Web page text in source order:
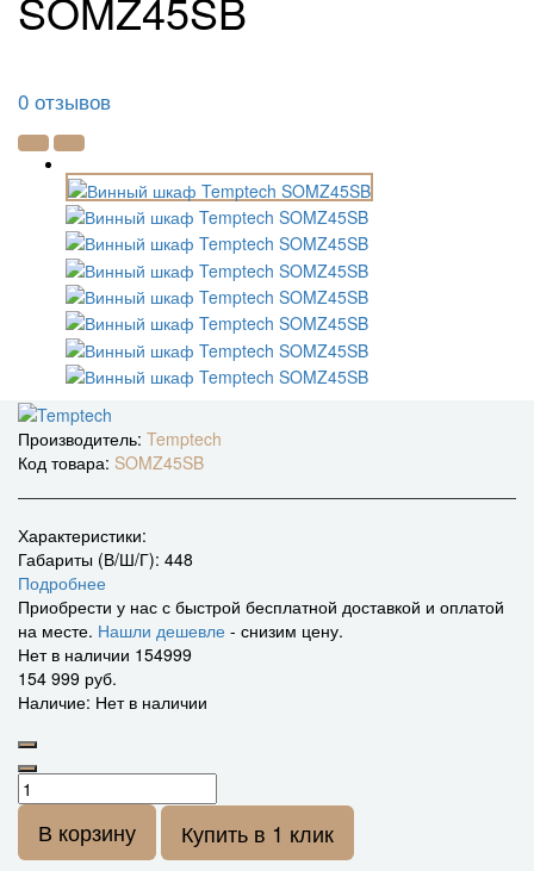
0 отзывов
Производитель: Temptech
Код товара: SOMZ45SB
Характеристики:
Габариты (В/Ш/Г): 448
Подробнее
Приобрести у нас с быстрой бесплатной доставкой и оплатой
на месте. Нашли дешевле - снизим цену.
Нет в наличии 154999
154 999 руб.
Наличие: Нет в наличии
В корзину Купить в 1 клик